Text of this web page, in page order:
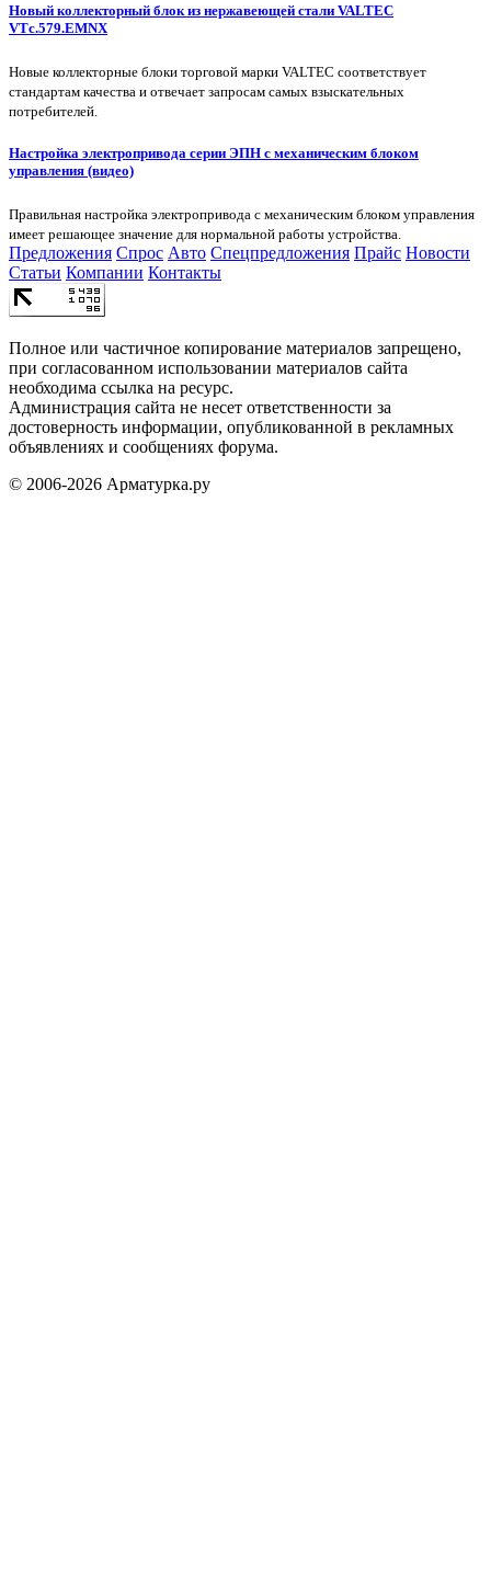
Новый коллекторный блок из нержавеющей стали VALTEC
VTс.579.EMNX
Новые коллекторные блоки торговой марки VALTEC соответствует
стандартам качества и отвечает запросам самых взыскательных
потребителей.
Настройка электропривода серии ЭПН с механическим блоком
управления (видео)
Правильная настройка электропривода с механическим блоком управления
имеет решающее значение для нормальной работы устройства.
Предложения Спрос Авто Спецпредложения Прайс Новости
Статьи Компании Контакты
Полное или частичное копирование материалов запрещено,
при согласованном использовании материалов сайта
необходима ссылка на ресурс.
Администрация сайта не несет ответственности за
достоверность информации, опубликованной в рекламных
объявлениях и сообщениях форума.
© 2006-2026 Арматурка.ру